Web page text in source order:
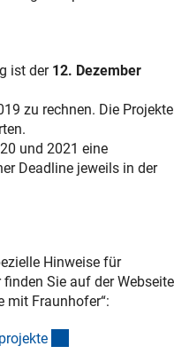
ist der 12. Dezember
zu rechnen. Die Projekte
und 2021 eine
Deadline jeweils in der
Hinweise für
Sie auf der Webseite
mit Fraunhofer“:
e